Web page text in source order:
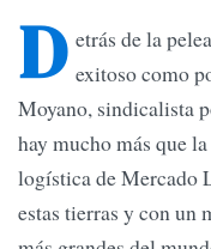
D etrás de la
exitoso como
Moyano, sindicalista
hay mucho más que
logística de Mercado
estas tierras y con un